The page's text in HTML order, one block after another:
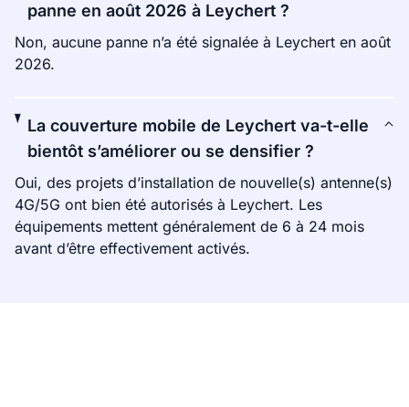
panne en août 2026 à Leychert ?
Non, aucune panne n’a été signalée à Leychert en août
2026.
La couverture mobile de Leychert va-t-elle
bientôt s’améliorer ou se densifier ?
Oui, des projets d’installation de nouvelle(s) antenne(s)
4G/5G ont bien été autorisés à Leychert. Les
équipements mettent généralement de 6 à 24 mois
avant d’être effectivement activés.